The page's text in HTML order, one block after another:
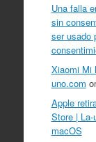
Una falla
sin
ser usado
Xiaomi Mi
uno.com
Apple
Store | La-
macOS